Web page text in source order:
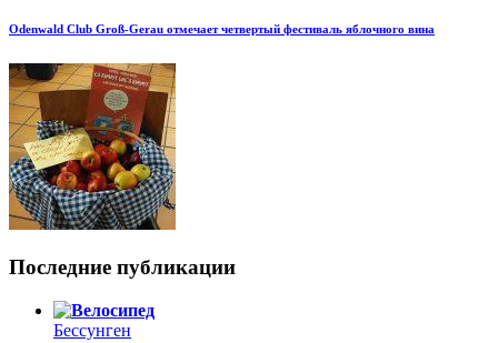
Odenwald Club Groß-Gerau отмечает четвертый фестиваль яблочного вина
Последние публикации
Бессунген